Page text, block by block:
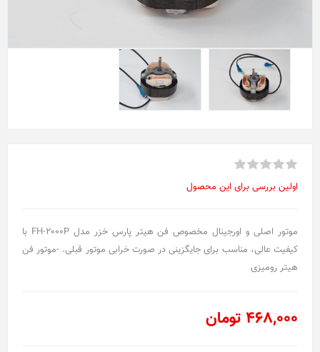
اولین بررسی برای این محصول
موتور اصلی و اورجینال مخصوص فن هیتر پارس خزر مدل FH-2000P با
کیفیت عالی، مناسب برای جایگزینی در صورت خرابی موتور قبلی. -موتور فن
هیتر رومیزی
468,000 تومان